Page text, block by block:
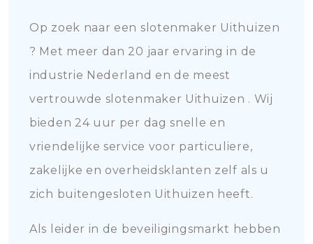
Op zoek naar een slotenmaker Uithuizen
? Met meer dan 20 jaar ervaring in de
industrie Nederland en de meest
vertrouwde slotenmaker Uithuizen . Wij
bieden 24 uur per dag snelle en
vriendelijke service voor particuliere,
zakelijke en overheidsklanten zelf als u
zich buitengesloten Uithuizen heeft.
Als leider in de beveiligingsmarkt hebben